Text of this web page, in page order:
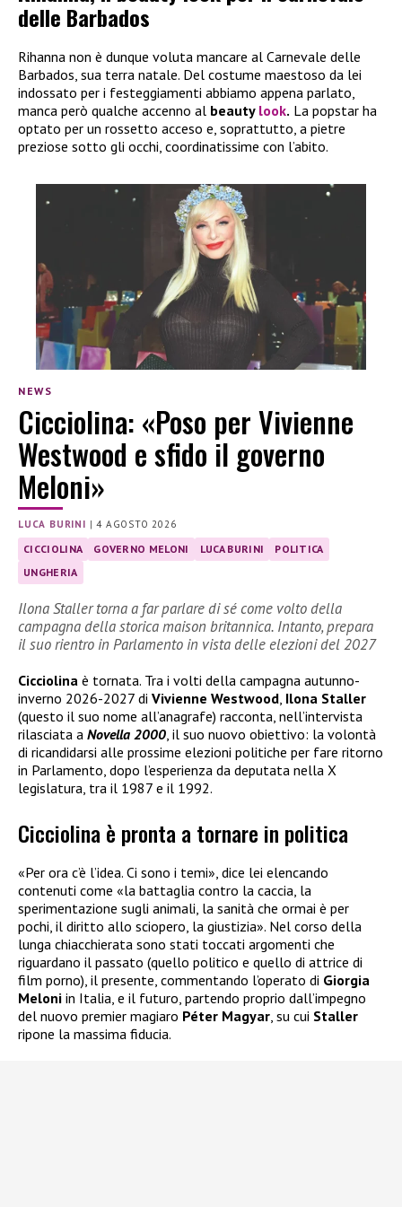
delle Barbados
Rihanna non è dunque voluta mancare al Carnevale delle
Barbados, sua terra natale. Del costume maestoso da lei
indossato per i festeggiamenti abbiamo appena parlato,
manca però qualche accenno al beauty look. La popstar ha
optato per un rossetto acceso e, soprattutto, a pietre
preziose sotto gli occhi, coordinatissime con l’abito.
NEWS
Cicciolina: «Poso per Vivienne
Westwood e sfido il governo
Meloni»
LUCA BURINI |4 AGOSTO 2026
CICCIOLINA GOVERNO MELONI LUCA BURINI
POLITICA
UNGHERIA
Ilona Staller torna a far parlare di sé come volto della
campagna della storica maison britannica. Intanto, prepara
il suo rientro in Parlamento in vista delle elezioni del 2027
Cicciolina è tornata. Tra i volti della campagna autunno-
inverno 2026-2027 di Vivienne Westwood, Ilona Staller
(questo il suo nome all’anagrafe) racconta, nell’intervista
rilasciata a Novella 2000, il suo nuovo obiettivo: la volontà
di ricandidarsi alle prossime elezioni politiche per fare ritorno
in Parlamento, dopo l’esperienza da deputata nella X
legislatura, tra il 1987 e il 1992.
Cicciolina è pronta a tornare in politica
«Per ora c’è l’idea. Ci sono i temi», dice lei elencando
contenuti come «la battaglia contro la caccia, la
sperimentazione sugli animali, la sanità che ormai è per
pochi, il diritto allo sciopero, la giustizia». Nel corso della
lunga chiacchierata sono stati toccati argomenti che
riguardano il passato (quello politico e quello di attrice di
film porno), il presente, commentando l’operato di Giorgia
Meloni in Italia, e il futuro, partendo proprio dall’impegno
del nuovo premier magiaro Péter Magyar, su cui Staller
ripone la massima fiducia.